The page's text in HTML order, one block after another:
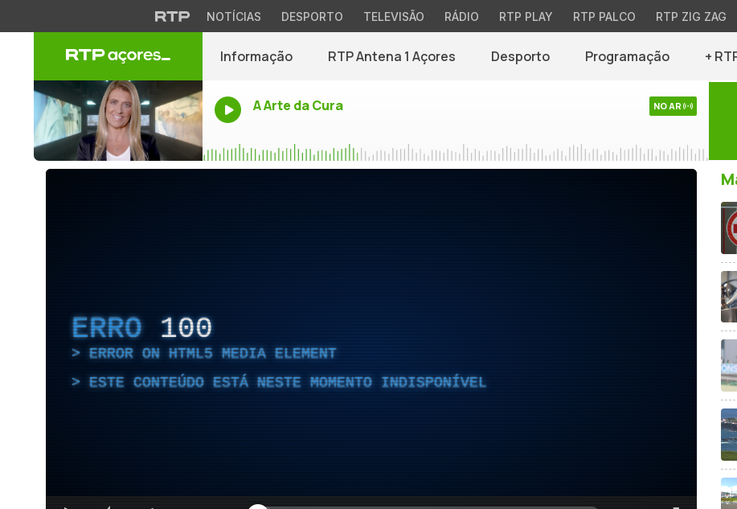
NOTÍCIAS DESPORTO TELEVISÃO RÁDIO RTP PLAY RTP PALCO RTP ZIG ZAG
Informação RTP Antena 1 Açores Desporto Programação +
A Arte da Cura NO AR
ERRO 100
ERROR ON HTML5 MEDIA ELEMENT
ESTE CONTEÚDO ESTÁ NESTE MOMENTO INDISPONÍVEL